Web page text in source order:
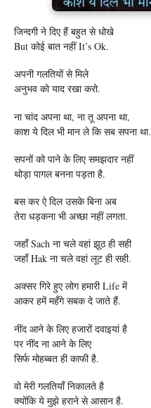
जिन्दगी ने दिए हैं बहुत से धोखे
But कोई बात नहीं It’s Ok.
अपनी गलतियों से मिले
अनुभव को याद रखा करो.
ना चांद अपना था, ना तू अपना था,
काश ये दिल भी मान ले कि सब सपना था.
सपनों को पाने के लिए समझदार नहीं
थोड़ा पागल बनना पड़ता है.
बस कर ऐ दिल उसके बिना अब
तेरा धड़कना भी अच्छा नहीं लगता.
जहाँ Sach ना चले वहां झूठ ही सही
जहाँ Hak ना चले वहां लूट ही सही.
अक्सर गिरे हुए लोग हमारी Life में
आकर हमें महँगे सबक दे जाते हैं.
नींद आने के लिए हजारों दवाइयां है
पर नींद ना आने के लिए
सिर्फ मोहब्बत ही काफी है.
वो मेरी गलतियाँ निकालते है
क्योंकि ये मुझे हराने से आसान है.